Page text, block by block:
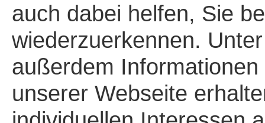
auch dabei helfen, Sie
wiederzuerkennen.
außerdem
unserer Webseite